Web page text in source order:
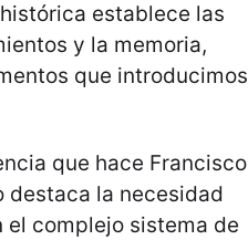
establece las
y la memoria,
que introducimos
que hace Francisco
destaca la necesidad
el complejo sistema de